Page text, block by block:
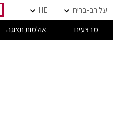
על רב-בריח HE
מבצעים אולמות תצוגה